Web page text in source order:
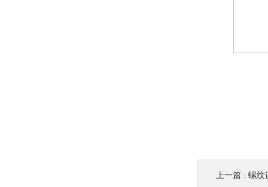
上一篇 : 螺纹连